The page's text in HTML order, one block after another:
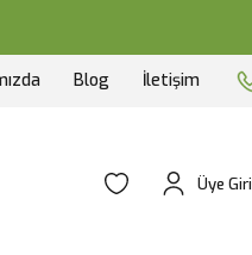
Blog İletişim
Üye